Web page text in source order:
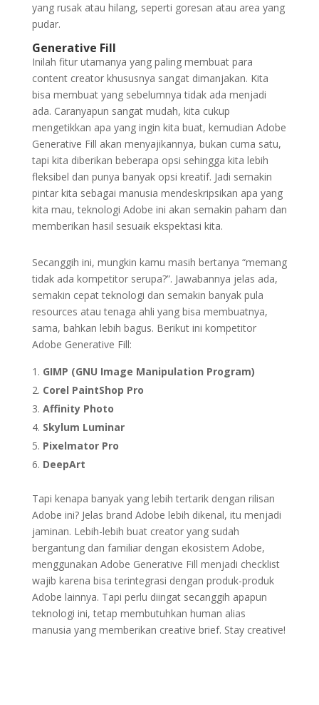
yang rusak atau hilang, seperti goresan atau area yang
pudar.
Generative Fill
Inilah fitur utamanya yang paling membuat para
content creator khususnya sangat dimanjakan. Kita
bisa membuat yang sebelumnya tidak ada menjadi
ada. Caranyapun sangat mudah, kita cukup
mengetikkan apa yang ingin kita buat, kemudian Adobe
Generative Fill akan menyajikannya, bukan cuma satu,
tapi kita diberikan beberapa opsi sehingga kita lebih
fleksibel dan punya banyak opsi kreatif. Jadi semakin
pintar kita sebagai manusia mendeskripsikan apa yang
kita mau, teknologi Adobe ini akan semakin paham dan
memberikan hasil sesuaik ekspektasi kita.
Secanggih ini, mungkin kamu masih bertanya “memang
tidak ada kompetitor serupa?”. Jawabannya jelas ada,
semakin cepat teknologi dan semakin banyak pula
resources atau tenaga ahli yang bisa membuatnya,
sama, bahkan lebih bagus. Berikut ini kompetitor
Adobe Generative Fill:
GIMP (GNU Image Manipulation Program)
Corel PaintShop Pro
Affinity Photo
Skylum Luminar
Pixelmator Pro
DeepArt
Tapi kenapa banyak yang lebih tertarik dengan rilisan
Adobe ini? Jelas brand Adobe lebih dikenal, itu menjadi
jaminan. Lebih-lebih buat creator yang sudah
bergantung dan familiar dengan ekosistem Adobe,
menggunakan Adobe Generative Fill menjadi checklist
wajib karena bisa terintegrasi dengan produk-produk
Adobe lainnya. Tapi perlu diingat secanggih apapun
teknologi ini, tetap membutuhkan human alias
manusia yang memberikan creative brief. Stay creative!